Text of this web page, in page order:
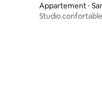
Appartement ⋅
uerétaro
Studio